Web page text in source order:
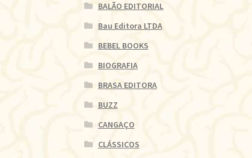
BALÃO EDITORIAL
Bau Editora LTDA
BEBEL BOOKS
BIOGRAFIA
BRASA EDITORA
BUZZ
CANGAÇO
CLÁSSICOS